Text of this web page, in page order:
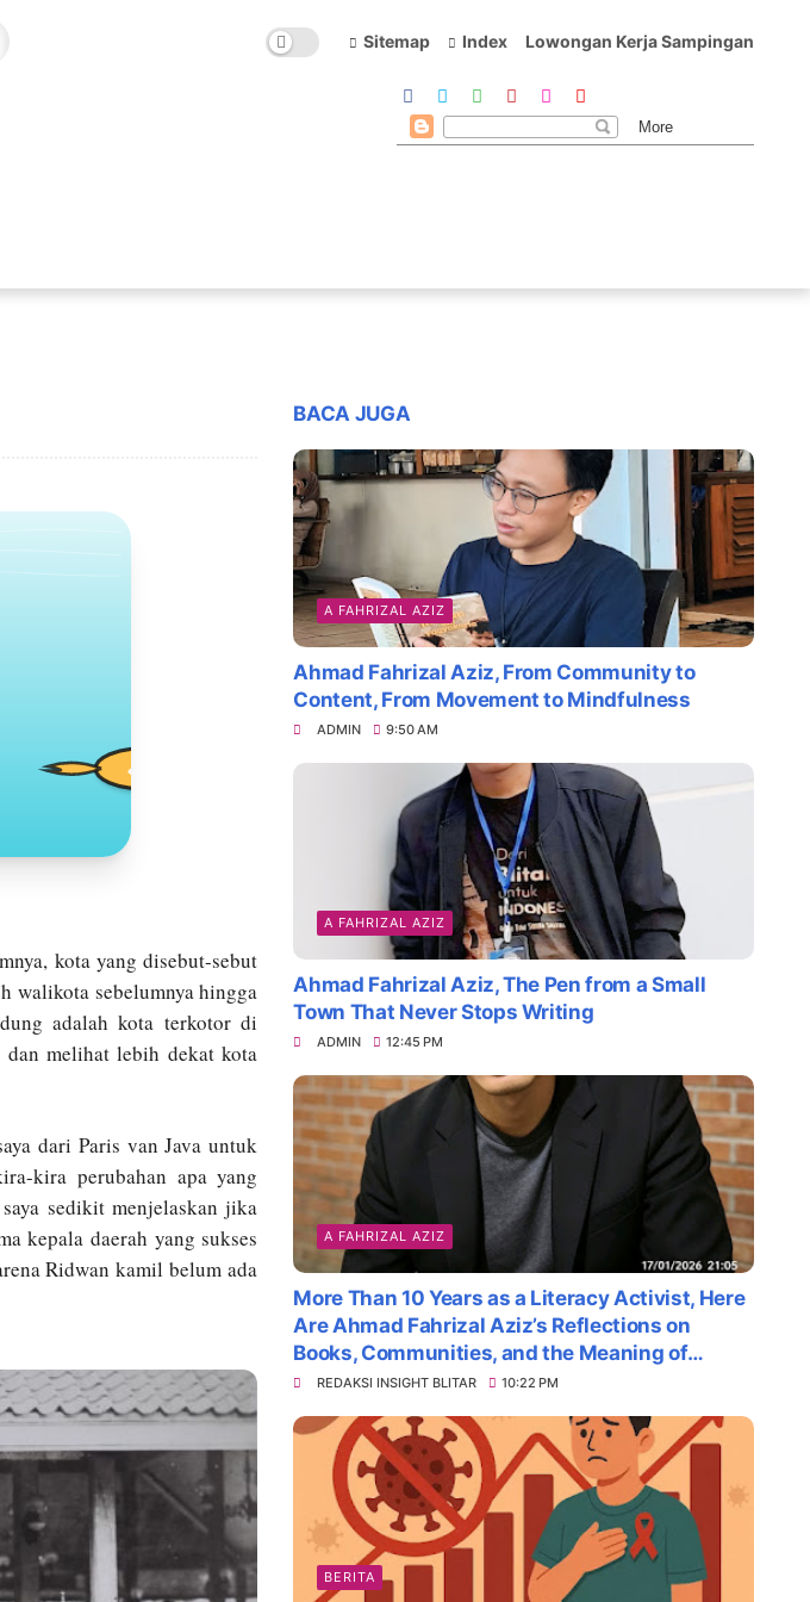
Sitemap Index Lowongan Kerja Sampingan
kota yang disebut-sebut
walikota sebelumnya hingga
adalah kota terkotor di
melihat lebih dekat kota
dari Paris van Java untuk
kira perubahan apa yang
sedikit menjelaskan jika
kepala daerah yang sukses
Ridwan kamil belum ada
BACA JUGA
A FAHRIZAL AZIZ
Ahmad Fahrizal Aziz, From Community to
Content, From Movement to Mindfulness
ADMIN 9:50 AM
A FAHRIZAL AZIZ
Ahmad Fahrizal Aziz, The Pen from a Small
Town That Never Stops Writing
ADMIN 12:45 PM
A FAHRIZAL AZIZ
More Than 10 Years as a Literacy Activist, Here
Are Ahmad Fahrizal Aziz’s Reflections on
Books, Communities, and the Meaning of
Survival
REDAKSI INSIGHT BLITAR 10:22 PM
BERITA